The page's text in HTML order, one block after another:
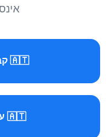
🇦🇹 קבוצת וינה למטיילים
🇦🇹 עמוד וינה למטיילים